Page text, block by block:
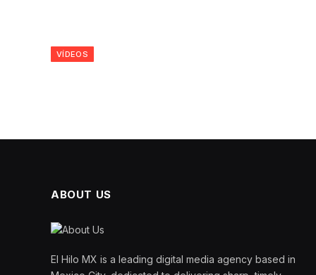
VÍDEOS
ABOUT US
El Hilo MX is a leading digital media agency based in